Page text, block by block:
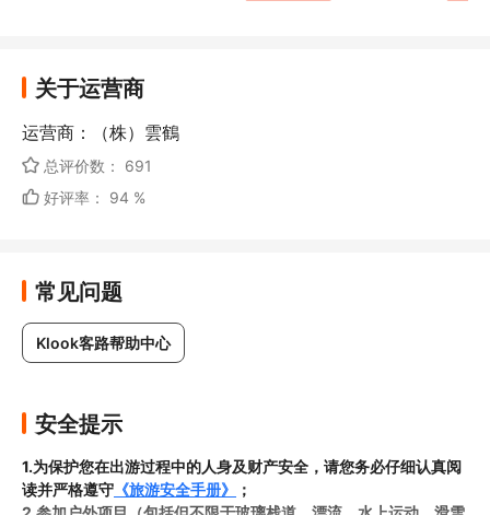
关于运营商
运营商：（株）雲鶴
总评价数： 691
好评率： 94 %
常见问题
Klook客路帮助中心
安全提示
1.为保护您在出游过程中的人身及财产安全，请您务必仔细认真阅
读并严格遵守 《旅游安全手册》
；